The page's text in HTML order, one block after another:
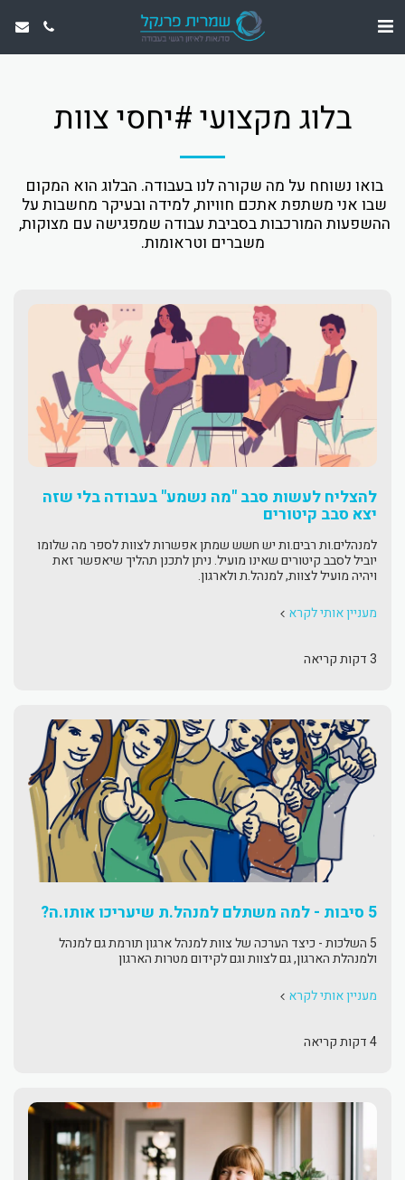
בלוג מקצועי #יחסי צוות
משברים וטראומות.
להצליח לעשות סבב "מה נשמע" בעבודה בלי שזה
יצא סבב קיטורים
למנהלים.ות רבים.ות יש חשש שמתן אפשרות לצוות לספר מה שלומו
יוביל לסבב קיטורים שאינו מועיל. ניתן לתכנן תהליך שיאפשר זאת
ויהיה מועיל לצוות, למנהל.ת ולארגון.
מעניין אותי לקרא
3 דקות קריאה
5 סיבות - למה משתלם למנהל.ת שיעריכו אותו.ה?
5 השלכות - כיצד הערכה של צוות למנהל ארגון תורמת גם למנהל
ולמנהלת הארגון, גם לצוות וגם לקידום מטרות הארגון
מעניין אותי לקרא
4 דקות קריאה